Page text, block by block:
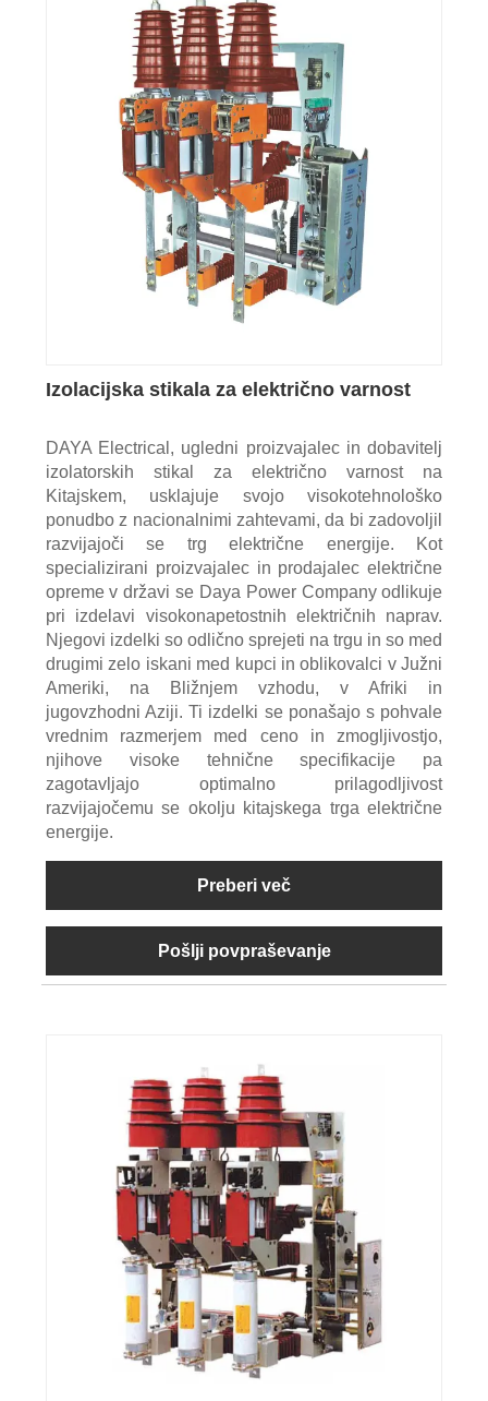
Izolacijska stikala za električno varnost
DAYA Electrical, ugledni proizvajalec in dobavitelj
izolatorskih stikal za električno varnost na
Kitajskem, usklajuje svojo visokotehnološko
ponudbo z nacionalnimi zahtevami, da bi zadovoljil
razvijajoči se trg električne energije. Kot
specializirani proizvajalec in prodajalec električne
opreme v državi se Daya Power Company odlikuje
pri izdelavi visokonapetostnih električnih naprav.
Njegovi izdelki so odlično sprejeti na trgu in so med
drugimi zelo iskani med kupci in oblikovalci v Južni
Ameriki, na Bližnjem vzhodu, v Afriki in
jugovzhodni Aziji. Ti izdelki se ponašajo s pohvale
vrednim razmerjem med ceno in zmogljivostjo,
njihove visoke tehnične specifikacije pa
zagotavljajo optimalno prilagodljivost
razvijajočemu se okolju kitajskega trga električne
energije.
Preberi več
Pošlji povpraševanje